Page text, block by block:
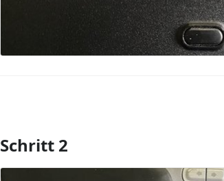
Kommentar hinzufügen
Schritt 2